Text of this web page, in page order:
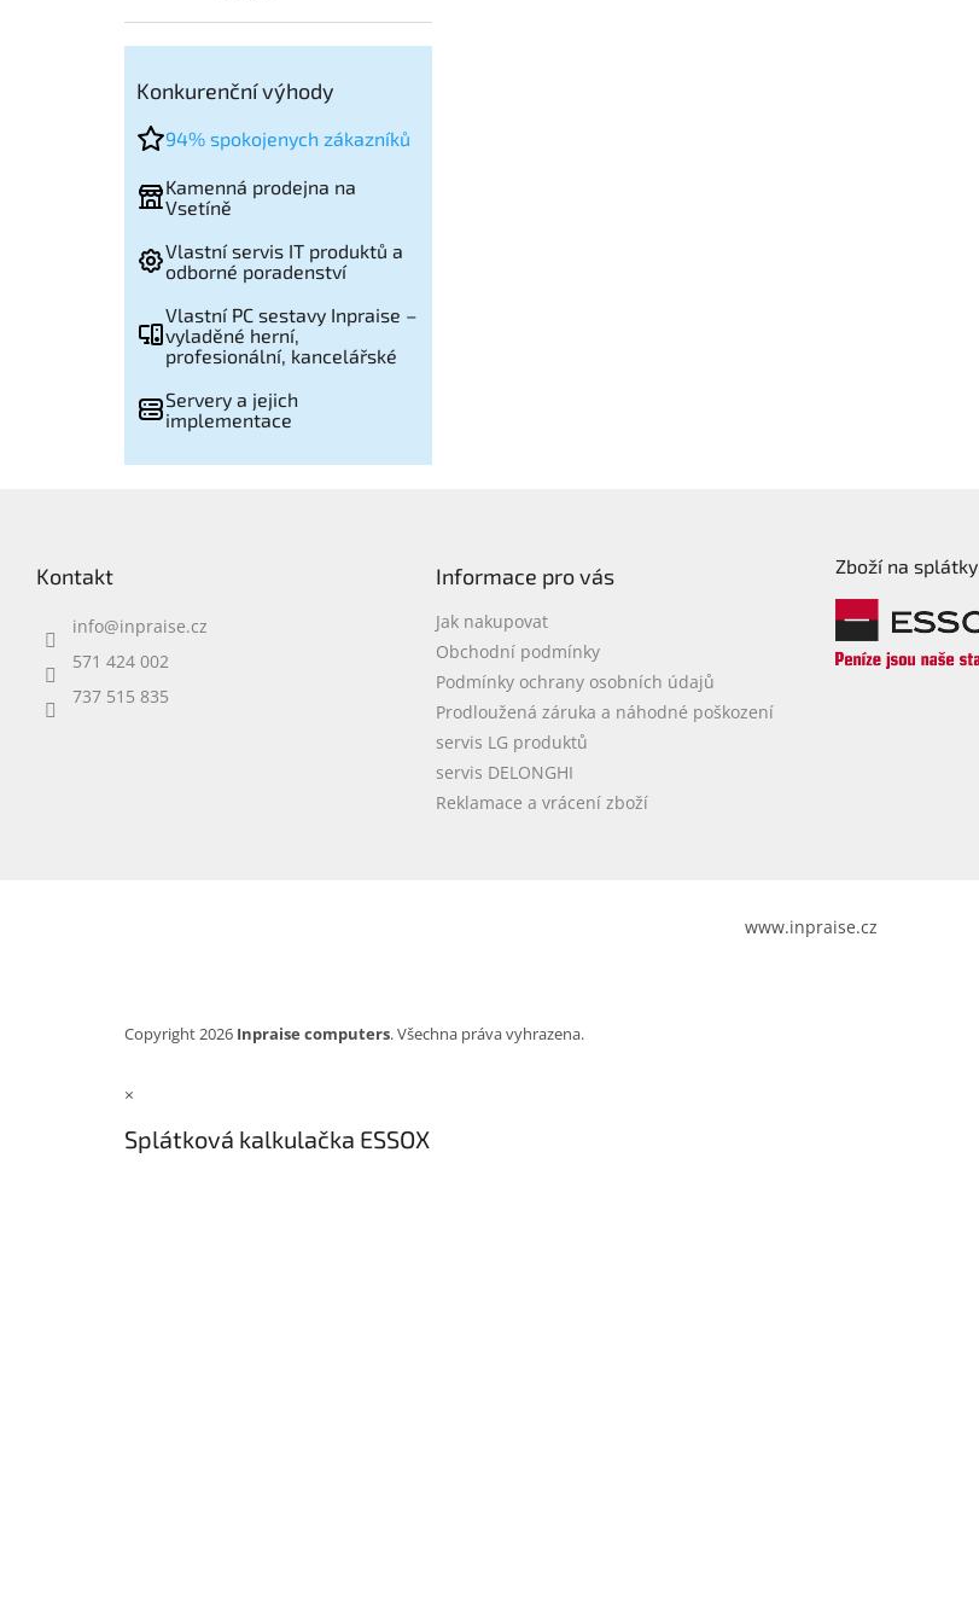
Konkurenční výhody
94% spokojenych zákazníků
Kamenná prodejna na
Vsetíně
Vlastní servis IT produktů a
odborné poradenství
Vlastní PC sestavy Inpraise –
vyladěné herní,
profesionální, kancelářské
Servery a jejich
implementace
Kontakt
info@inpraise.cz
571 424 002
737 515 835
Informace pro vás
Jak nakupovat
Obchodní podmínky
Podmínky ochrany osobních údajů
Prodloužená záruka a náhodné poškození
servis LG produktů
servis DELONGHI
Reklamace a vrácení zboží
Zboží na splátky
www.inpraise.cz
Copyright 2026 Inpraise computers. Všechna práva vyhrazena.
×
Splátková kalkulačka ESSOX